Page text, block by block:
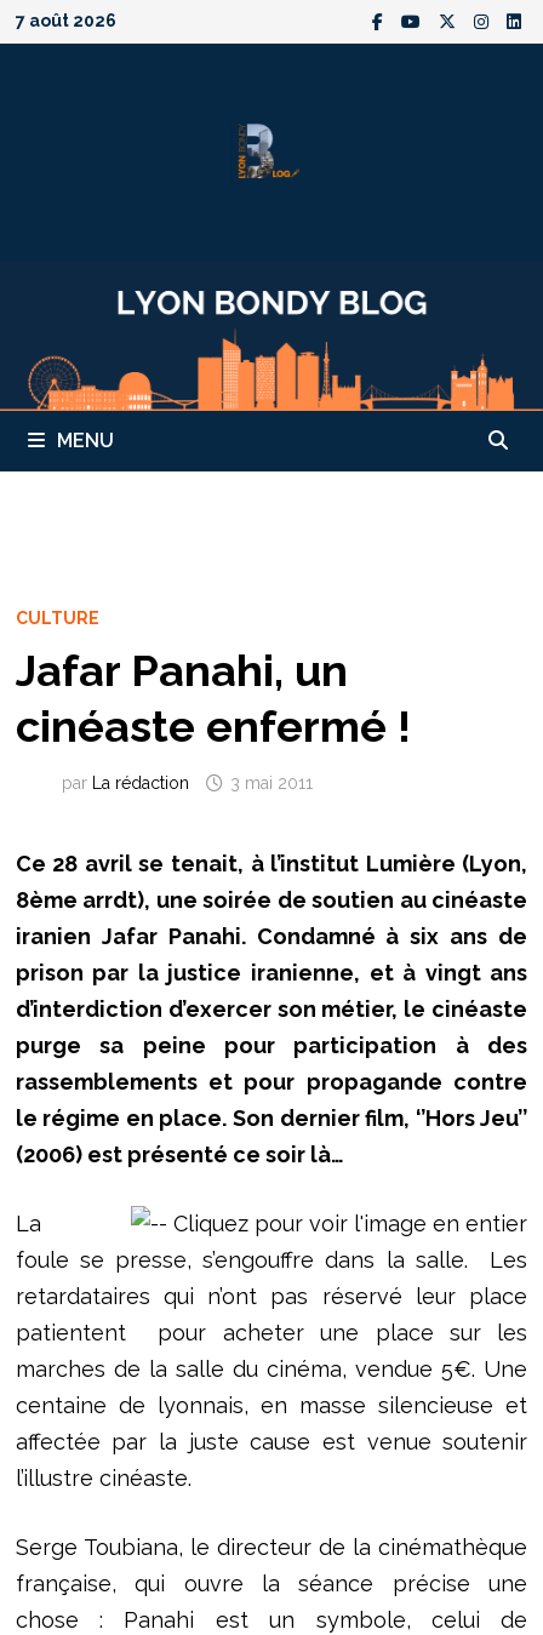
Passer
au
7 août 2026
MENU
CULTURE
Jafar Panahi, un
cinéaste enfermé !
par La rédaction 3 mai 2011
Ce 28 avril se tenait, à l’institut Lumière (Lyon,
8ème arrdt), une soirée de soutien au cinéaste
iranien Jafar Panahi. Condamné à six ans de
prison par la justice iranienne, et à vingt ans
d’interdiction d’exercer son métier, le cinéaste
purge sa peine pour participation à des
rassemblements et pour propagande contre
le régime en place. Son dernier film, ‘’Hors Jeu’’
(2006) est présenté ce soir là…
La
foule se presse, s’engouffre dans la salle. Les
retardataires qui n’ont pas réservé leur place
patientent pour acheter une place sur les
marches de la salle du cinéma, vendue 5€. Une
centaine de lyonnais, en masse silencieuse et
affectée par la juste cause est venue soutenir
l’illustre cinéaste.
Serge Toubiana, le directeur de la cinémathèque
française, qui ouvre la séance précise une
chose : Panahi est un symbole, celui de